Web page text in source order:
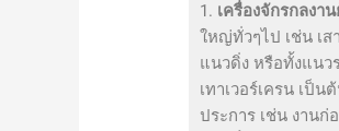
1. เครื่องจักรกลง
ใหญ่ทั่วๆไป เช่น เ
แนวดิ่ง หรือทั้งแนว
เทาเวอร์เครน เป็
ประการ เช่น งานก่